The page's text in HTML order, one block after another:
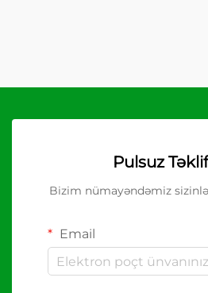
Pulsuz
Bizim nümayəndəmiz
Email